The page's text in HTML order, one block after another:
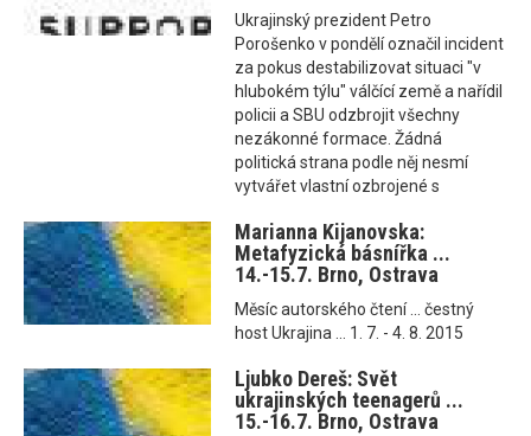
Ukrajinský prezident Petro
Porošenko v pondělí označil incident
za pokus destabilizovat situaci "v
hlubokém týlu" válčící země a nařídil
policii a SBU odzbrojit všechny
nezákonné formace. Žádná
politická strana podle něj nesmí
vytvářet vlastní ozbrojené s
Marianna Kijanovska:
Metafyzická básnířka ...
14.-15.7. Brno, Ostrava
Měsíc autorského čtení ... čestný
host Ukrajina ... 1. 7. - 4. 8. 2015
Ljubko Dereš: Svět
ukrajinských teenagerů ...
15.-16.7. Brno, Ostrava